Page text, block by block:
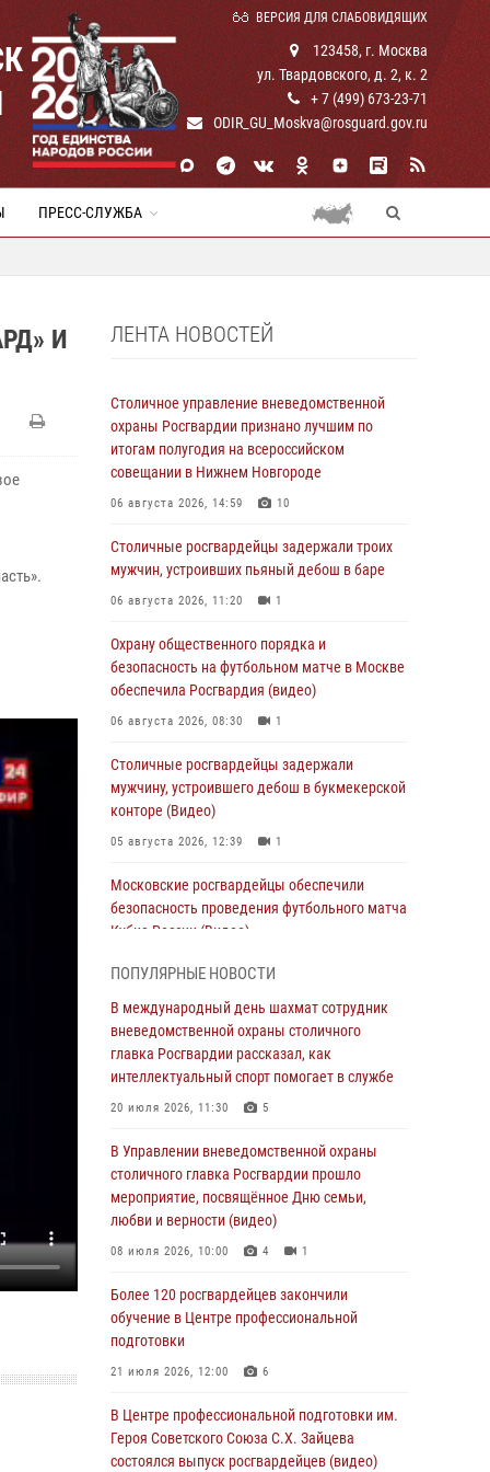
ВЕРСИЯ ДЛЯ СЛАБОВИДЯЩИХ
123458, г. Москва
ул. Твардовского, д. 2, к. 2
+ 7 (499) 673-23-71
ODIR_GU_Moskva@rosguard.gov.ru
ПРЕСС-СЛУЖБА
И
ЛЕНТА НОВОСТЕЙ
Столичное управление вневедомственной
охраны Росгвардии признано лучшим по
итогам полугодия на всероссийском
совещании в Нижнем Новгороде
06 августа 2026, 14:59 10
Столичные росгвардейцы задержали троих
мужчин, устроивших пьяный дебош в баре
06 августа 2026, 11:20 1
Охрану общественного порядка и
безопасность на футбольном матче в Москве
обеспечила Росгвардия (видео)
06 августа 2026, 08:30 1
Столичные росгвардейцы задержали
мужчину, устроившего дебош в букмекерской
конторе (Видео)
05 августа 2026, 12:39 1
Московские росгвардейцы обеспечили
безопасность проведения футбольного матча
Кубка России (Видео)
Делегация МВД Республики Беларусь
ознакомилась с передовыми методами
работы Росгвардии в Москве (видео)
04 августа 2026, 18:16 5 1
чемпионат по самбо и боевому самбо.
(видео)
04 августа 2026, 14:00 7 1
Офицер Росгвардии стал гостем прямого
работе дежурных частей
04 августа 2026, 12:28
В Москве росгвардейцы задержали
торгового центра (видео)
04 августа 2026, 08:26 1
ПОПУЛЯРНЫЕ НОВОСТИ
В международный день шахмат сотрудник
вневедомственной охраны столичного
главка Росгвардии рассказал, как
интеллектуальный спорт помогает в службе
20 июля 2026, 11:30 5
В Управлении вневедомственной охраны
столичного главка Росгвардии прошло
мероприятие, посвящённое Дню семьи,
любви и верности (видео)
08 июля 2026, 10:00 4 1
Более 120 росгвардейцев закончили
обучение в Центре профессиональной
подготовки
21 июля 2026, 12:00 6
В Центре профессиональной подготовки им.
Героя Советского Союза С.Х. Зайцева
состоялся выпуск росгвардейцев (видео)